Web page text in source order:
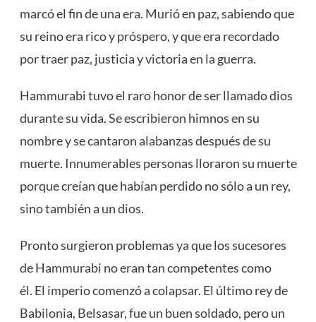
marcó el fin de una era. Murió en paz, sabiendo que
su reino era rico y próspero, y que era recordado
por traer paz, justicia y victoria en la guerra.
Hammurabi tuvo el raro honor de ser llamado dios
durante su vida. Se escribieron himnos en su
nombre y se cantaron alabanzas después de su
muerte. Innumerables personas lloraron su muerte
porque creían que habían perdido no sólo a un rey,
sino también a un dios.
Pronto surgieron problemas ya que los sucesores
de Hammurabi no eran tan competentes como
él. El imperio comenzó a colapsar. El último rey de
Babilonia, Belsasar, fue un buen soldado, pero un